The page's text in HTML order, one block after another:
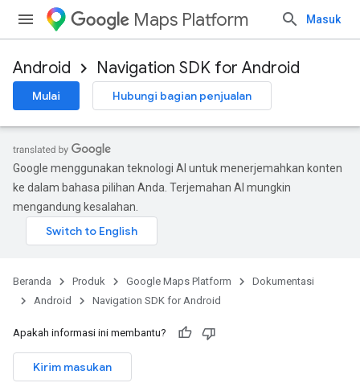
Maps Platform Masuk
Android Navigation SDK for Android
Mulai Hubungi bagian penjualan
Google menggunakan teknologi AI untuk menerjemahkan konten
ke dalam bahasa pilihan Anda. Terjemahan AI mungkin
mengandung kesalahan.
Beranda Produk Google Maps Platform
Dokumentasi
Android
Navigation SDK for Android
Apakah informasi ini membantu?
Kirim masukan